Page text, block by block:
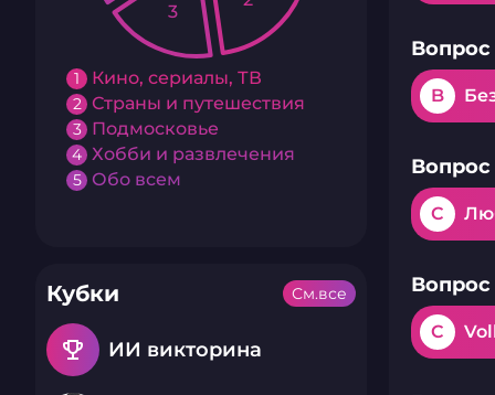
1 Кино, сериалы, ТВ
2 Страны и путешествия
3 Подмосковье
4 Хобби и развлечения
5 Обо всем
3
Кубки
emoji_events ИИ викторина
См.все
Вопрос
B
Вопрос
C
Вопрос
C